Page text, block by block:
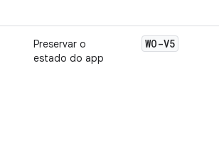
Preservar o
estado do app
WO-V5